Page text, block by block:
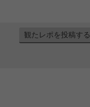
観たレポを投稿する